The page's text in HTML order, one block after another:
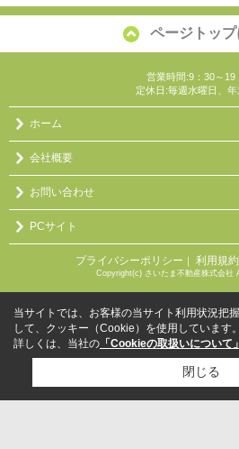
ページトップ
営業時間:9：30～19
定休日:毎週水曜日、
ホーム
会社概要
お問い合わせ
PCサイト
プライバシーポリシー ｜ 利用規約
Copyright(c) さいたま不動産株式会社
当サイトでは、お客様の当サイト利用状況把
して、クッキー（Cookie）を使用しています。
詳しくは、当社の 「Cookieの取扱いについて」
閉じる